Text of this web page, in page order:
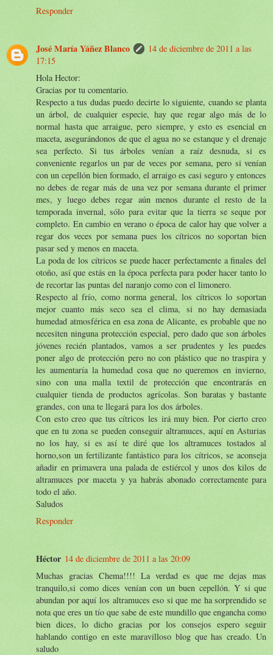
Responder
José María Yáñez Blanco
14 de diciembre de 2011 a las
17:15
Hola Hector:
Gracias por tu comentario.
Respecto a tus dudas puedo decirte lo siguiente, cuando se planta
un árbol, de cualquier especie, hay que regar algo más de lo
normal hasta que arraigue, pero siempre, y esto es esencial en
maceta, asegurándonos de que el agua no se estanque y el drenaje
sea perfecto. Si tus árboles venían a raíz desnuda, si es
conveniente regarlos un par de veces por semana, pero si venían
con un cepellón bien formado, el arraigo es casi seguro y entonces
no debes de regar más de una vez por semana durante el primer
mes, y luego debes regar aún menos durante el resto de la
temporada invernal, sólo para evitar que la tierra se seque por
completo. En cambio en verano o época de calor hay que volver a
regar dos veces por semana pues los cítricos no soportan bien
pasar sed y menos en maceta.
La poda de los cítricos se puede hacer perfectamente a finales del
otoño, así que estás en la época perfecta para poder hacer tanto lo
de recortar las puntas del naranjo como con el limonero.
Respecto al frío, como norma general, los cítricos lo soportan
mejor cuanto más seco sea el clima, si no hay demasiada
humedad atmosférica en esa zona de Alicante, es probable que no
necesiten ninguna protección especial, pero dado que son árboles
jóvenes recién plantados, vamos a ser prudentes y les puedes
poner algo de protección pero no con plástico que no traspira y
les aumentaría la humedad cosa que no queremos en invierno,
sino con una malla textil de protección que encontrarás en
cualquier tienda de productos agrícolas. Son baratas y bastante
grandes, con una te llegará para los dos árboles.
Con esto creo que tus cítricos les irá muy bien. Por cierto creo
que en tu zona se pueden conseguir altramuces, aquí en Asturias
no los hay, si es así te diré que los altramuces tostados al
horno,son un fertilizante fantástico para los cítricos, se aconseja
añadir en primavera una palada de estiércol y unos dos kilos de
altramuces por maceta y ya habrás abonado correctamente para
todo el año.
Saludos
Responder
Héctor 14 de diciembre de 2011 a las 20:09
Muchas gracias Chema!!!! La verdad es que me dejas mas
tranquilo,si como dices venían con un buen cepellón. Y si que
abundan por aquí los altramuces eso si que me ha sorprendido se
nota que eres un tío que sabe de este mundillo que engancha como
bien dices, lo dicho gracias por los consejos espero seguir
hablando contigo en este maravilloso blog que has creado. Un
saludo